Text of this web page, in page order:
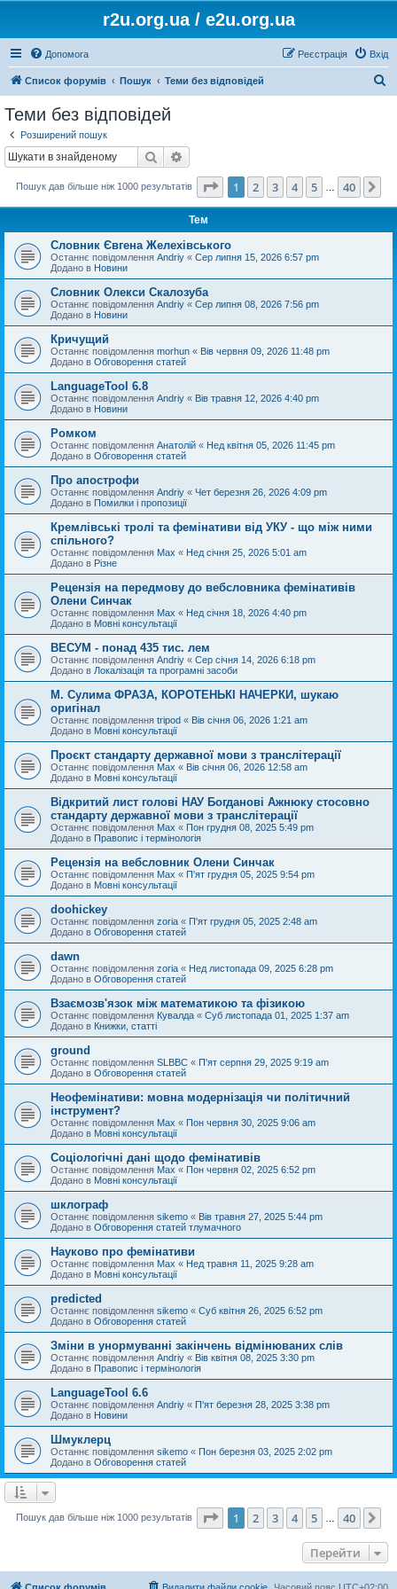
r2u.org.ua / e2u.org.ua
Допомога Вхід
Реєстрація
Список форумів Пошук Теми без відповідей
Теми без відповідей
Розширений пошук
Пошук
Пошук дав більше ніж 1000 результатів Сторінка 1 40
1 2 3 4 5 40
Тем
Словник Євгена Желехівського
Останнє повідомлення Andriy « Сер липня 15, 2026 6:57 pm
Додано в Новини
Словник Олекси Скалозуба
Останнє повідомлення Andriy « Сер липня 08, 2026 7:56 pm
Додано в Новини
Кричущий
Останнє повідомлення morhun « Вів червня 09, 2026 11:48 pm
Додано в Обговорення статей
LanguageTool 6.8
Останнє повідомлення Andriy « Вів травня 12, 2026 4:40 pm
Додано в Новини
Ромком
Останнє повідомлення Анатолій « Нед квітня 05, 2026 11:45 pm
Додано в Обговорення статей
Про апострофи
Останнє повідомлення Andriy « Чет березня 26, 2026 4:09 pm
Додано в Помилки і пропозиції
Кремлівські тролі та фемінативи від УКУ - що між ними
спільного?
Останнє повідомлення Max « Нед січня 25, 2026 5:01 am
Додано в Різне
Рецензія на передмову до вебсловника фемінативів
Олени Синчак
Останнє повідомлення Max « Нед січня 18, 2026 4:40 pm
Додано в Мовні консультації
ВЕСУМ - понад 435 тис. лем
Останнє повідомлення Andriy « Сер січня 14, 2026 6:18 pm
Додано в Локалізація та програмні засоби
М. Сулима ФРАЗА, КОРОТЕНЬКІ НАЧЕРКИ, шукаю
оригінал
Останнє повідомлення tripod « Вів січня 06, 2026 1:21 am
Додано в Мовні консультації
Проєкт стандарту державної мови з транслітерації
Останнє повідомлення Max « Вів січня 06, 2026 12:58 am
Додано в Мовні консультації
Відкритий лист голові НАУ Богданові Ажнюку стосовно
стандарту державної мови з транслітерації
Останнє повідомлення Max « Пон грудня 08, 2025 5:49 pm
Додано в Правопис і термінологія
Рецензія на вебсловник Олени Синчак
Останнє повідомлення Max « П'ят грудня 05, 2025 9:54 pm
Додано в Мовні консультації
doohickey
Останнє повідомлення zoria « П'ят грудня 05, 2025 2:48 am
Додано в Обговорення статей
dawn
Останнє повідомлення zoria « Нед листопада 09, 2025 6:28 pm
Додано в Обговорення статей
Взаємозв'язок між математикою та фізикою
Останнє повідомлення Кувалда « Суб листопада 01, 2025 1:37 am
Додано в Книжки, статті
ground
Останнє повідомлення SLBBC « П'ят серпня 29, 2025 9:19 am
Додано в Обговорення статей
Неофемінативи: мовна модернізація чи політичний
інструмент?
Останнє повідомлення Max « Пон червня 30, 2025 9:06 am
Додано в Мовні консультації
Соціологічні дані щодо фемінативів
Останнє повідомлення Max « Пон червня 02, 2025 6:52 pm
Додано в Мовні консультації
шклограф
Останнє повідомлення sikemo « Вів травня 27, 2025 5:44 pm
Додано в Обговорення статей тлумачного
Науково про фемінативи
Останнє повідомлення Max « Нед травня 11, 2025 9:28 am
Додано в Мовні консультації
predicted
Останнє повідомлення sikemo « Суб квітня 26, 2025 6:52 pm
Додано в Обговорення статей
Зміни в унормуванні закінчень відмінюваних слів
Останнє повідомлення Andriy « Вів квітня 08, 2025 3:30 pm
Додано в Правопис і термінологія
LanguageTool 6.6
Останнє повідомлення Andriy « П'ят березня 28, 2025 3:38 pm
Додано в Новини
Шмуклерц
Останнє повідомлення sikemo « Пон березня 03, 2025 2:02 pm
Додано в Обговорення статей
Пошук дав більше ніж 1000 результатів Сторінка 1 40
1 2 3 4 5 40
Перейти
Список форумів Часовий пояс UTC+02:00
Видалити файли cookie